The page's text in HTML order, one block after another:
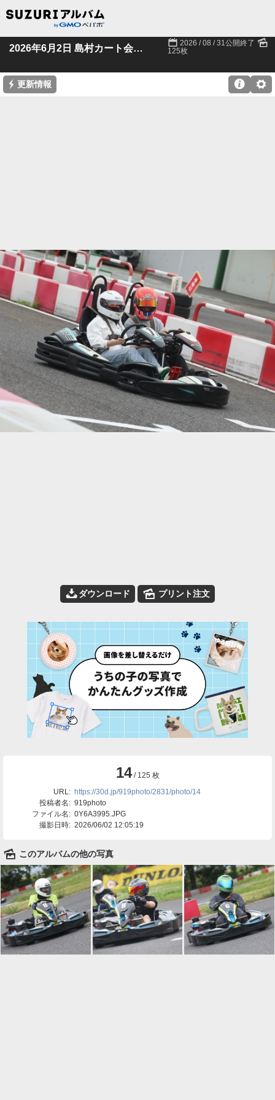
2026年6月2日 島村カート会様 羽生貸切 📅2026 / 08 / 31公開終了 🌄
125枚
⚡ 更新情報 ⚙

📥ダウンロード 🌄 プリント注文
14/ 125 枚
URL: https://30d.jp/919photo/2831/photo/14
投稿者名: 919photo
ファイル名: 0Y6A3995.JPG
撮影日時: 2026/06/02 12:05:19
🌄 このアルバムの他の写真